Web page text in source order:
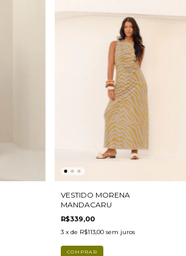
VESTIDO MORENA
MANDACARU
R$339,00
3 x de R$113,00 sem juros
COMPRAR